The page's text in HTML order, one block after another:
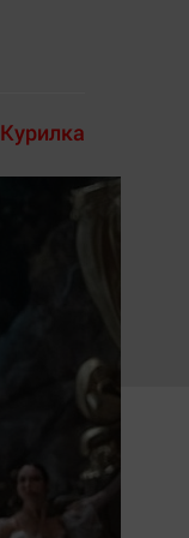
Курилка